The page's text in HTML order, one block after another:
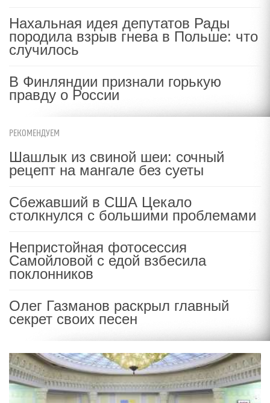
Нахальная идея депутатов Рады
породила взрыв гнева в Польше: что
случилось
В Финляндии признали горькую
правду о России
РЕКОМЕНДУЕМ
Шашлык из свиной шеи: сочный
рецепт на мангале без суеты
Сбежавший в США Цекало
столкнулся с большими проблемами
Непристойная фотосессия
Самойловой с едой взбесила
поклонников
Олег Газманов раскрыл главный
секрет своих песен